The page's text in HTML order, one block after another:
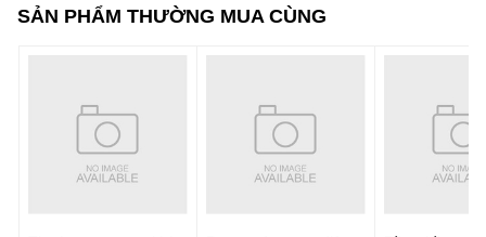
SẢN PHẨM THƯỜNG MUA CÙNG